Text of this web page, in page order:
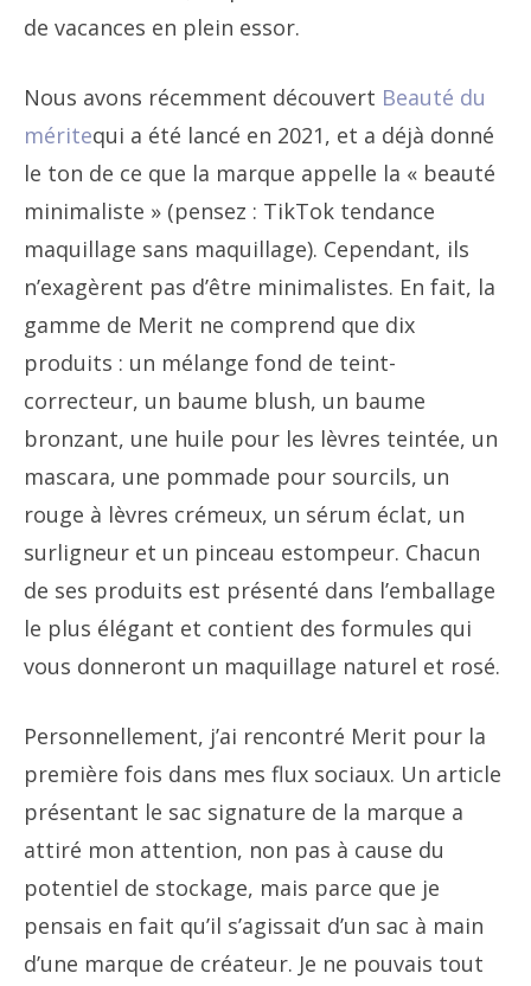
de vacances en plein essor.
Nous avons récemment découvert Beauté du
méritequi a été lancé en 2021, et a déjà donné
le ton de ce que la marque appelle la « beauté
minimaliste » (pensez : TikTok tendance
maquillage sans maquillage). Cependant, ils
n’exagèrent pas d’être minimalistes. En fait, la
gamme de Merit ne comprend que dix
produits : un mélange fond de teint-
correcteur, un baume blush, un baume
bronzant, une huile pour les lèvres teintée, un
mascara, une pommade pour sourcils, un
rouge à lèvres crémeux, un sérum éclat, un
surligneur et un pinceau estompeur. Chacun
de ses produits est présenté dans l’emballage
le plus élégant et contient des formules qui
vous donneront un maquillage naturel et rosé.
Personnellement, j’ai rencontré Merit pour la
première fois dans mes flux sociaux. Un article
présentant le sac signature de la marque a
attiré mon attention, non pas à cause du
potentiel de stockage, mais parce que je
pensais en fait qu’il s’agissait d’un sac à main
d’une marque de créateur. Je ne pouvais tout